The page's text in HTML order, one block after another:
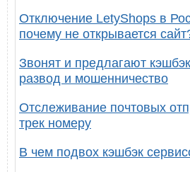
Отключение LetyShops в
почему не открывается
Звонят и предлагают
развод и мошенничество
Отслеживание почтовых
трек номеру
В чем подвох кэшбэк